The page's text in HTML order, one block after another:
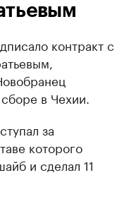
контракт с
в Чехии.
за
которого
и сделал 11